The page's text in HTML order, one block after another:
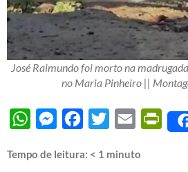
José Raimundo foi morto na
no Maria Pinheiro ||
WhatsAppMessengerFacebook
Twitter Email
Tempo de leitura: < 1 minuto